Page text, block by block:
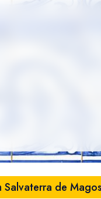
Salvaterra de Magos